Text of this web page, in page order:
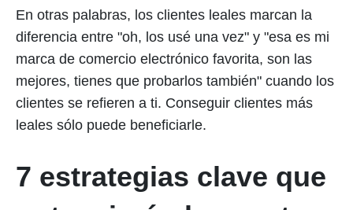
En otras palabras, los clientes leales marcan la
diferencia entre "oh, los usé una vez" y "esa es mi
marca de comercio electrónico favorita, son las
mejores, tienes que probarlos también" cuando los
clientes se refieren a ti. Conseguir clientes más
leales sólo puede beneficiarle.
7 estrategias clave que